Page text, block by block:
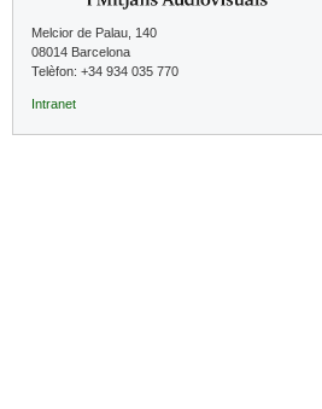
Melcior de Palau, 140
08014 Barcelona
Telèfon: +34 934 035 770
Intranet